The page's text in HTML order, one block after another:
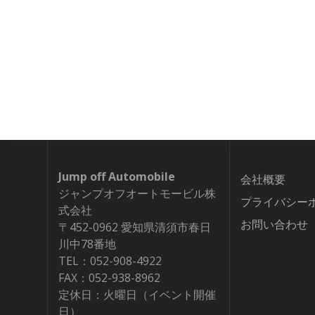
Jump off Automobile
ジャンプオフオートモービル株
式会社
〒452-0962 愛知県清須市春日
川中78番地
TEL：052-908-4922
FAX：052-938-8962
定休日：火曜日（イベント開催
日）
会社概要
プライバシー
お問い合わせ